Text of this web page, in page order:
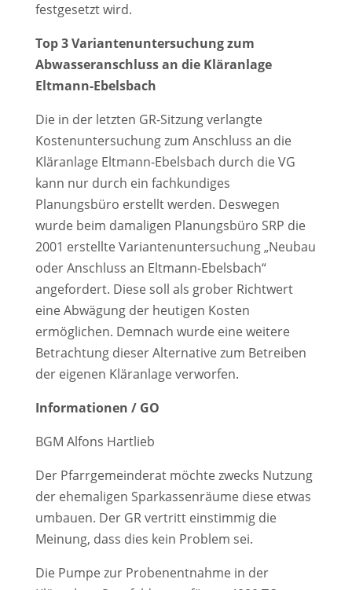
festgesetzt wird.
Top 3 Variantenuntersuchung zum
Abwasseranschluss an die Kläranlage
Eltmann-Ebelsbach
Die in der letzten GR-Sitzung verlangte
Kostenuntersuchung zum Anschluss an die
Kläranlage Eltmann-Ebelsbach durch die VG
kann nur durch ein fachkundiges
Planungsbüro erstellt werden. Deswegen
wurde beim damaligen Planungsbüro SRP die
2001 erstellte Variantenuntersuchung „Neubau
oder Anschluss an Eltmann-Ebelsbach“
angefordert. Diese soll als grober Richtwert
eine Abwägung der heutigen Kosten
ermöglichen. Demnach wurde eine weitere
Betrachtung dieser Alternative zum Betreiben
der eigenen Kläranlage verworfen.
Informationen / GO
BGM Alfons Hartlieb
Der Pfarrgemeinderat möchte zwecks Nutzung
der ehemaligen Sparkassenräume diese etwas
umbauen. Der GR vertritt einstimmig die
Meinung, dass dies kein Problem sei.
Die Pumpe zur Probenentnahme in der